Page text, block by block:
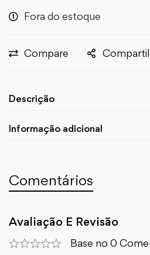
Fora do estoque
Compare
Descrição
Informação adicional
Comentários
Avaliação E Revisão
Base no 0